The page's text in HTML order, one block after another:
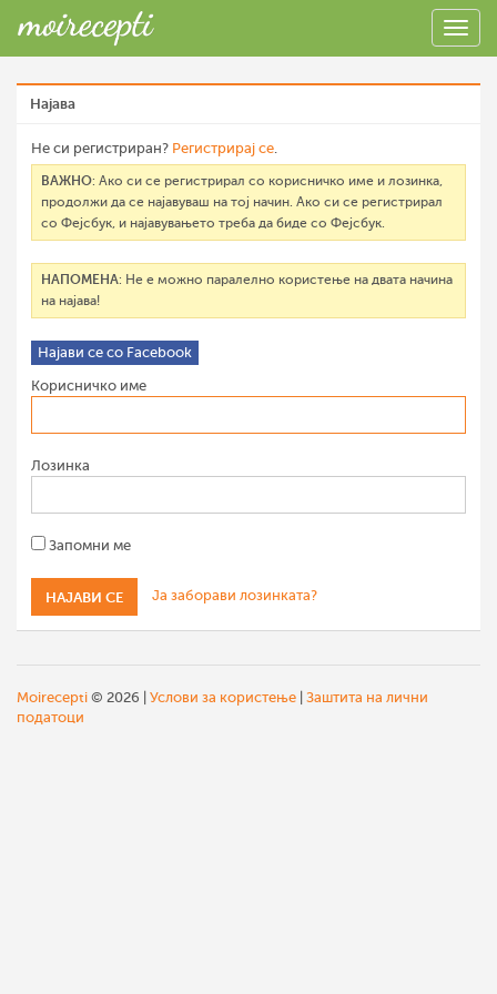
Најава
Не си регистриран? Регистрирај се.
ВАЖНО: Ако си се регистрирал со корисничко име и лозинка,
продолжи да се најавуваш на тој начин. Ако си се регистрирал
со Фејсбук, и најавувањето треба да биде со Фејсбук.
НАПОМЕНА: Не е можно паралелно користење на двата начина
на најава!
Најави се со Facebook
Корисничко име
Лозинка
Запомни ме
Ја заборави лозинката?
Moirecepti © 2026 | Услови за користење Заштита на лични
податоци